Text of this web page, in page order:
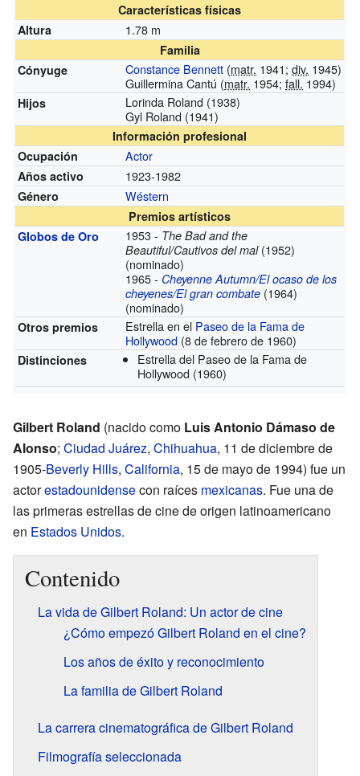
Características físicas
Altura
1.78 m
Familia
Cónyuge
Constance Bennett (matr. 1941;div. 1945)
Guillermina Cantú (matr. 1954;fall. 1994)
Hijos Lorinda Roland (1938)
Gyl Roland (1941)
Información profesional
Ocupación
Actor
Años activo 1923-1982
Género Wéstern
Premios artísticos
Globos de Oro
1953 - The Bad and the
Beautiful/Cautivos del mal (1952)
(nominado)
1965 - Cheyenne Autumn/El ocaso de los
cheyenes/El gran combate (1964)
(nominado)
Otros premios Estrella en el Paseo de la Fama de
Hollywood (8 de febrero de 1960)
Distinciones
Estrella del Paseo de la Fama de
Hollywood (1960)
Gilbert Roland (nacido como Luis Antonio Dámaso de
Alonso; Ciudad Juárez, Chihuahua, 11 de diciembre de
1905-Beverly Hills, California, 15 de mayo de 1994) fue un
actorestadounidensecon raíces mexicanas. Fue una de
las primeras estrellas de cine de origen latinoamericano
en Estados Unidos.
Contenido
La vida de Gilbert Roland: Un actor de cine
¿Cómo empezó Gilbert Roland en el cine?
Los años de éxito y reconocimiento
La familia de Gilbert Roland
La carrera cinematográfica de Gilbert Roland
Filmografía seleccionada